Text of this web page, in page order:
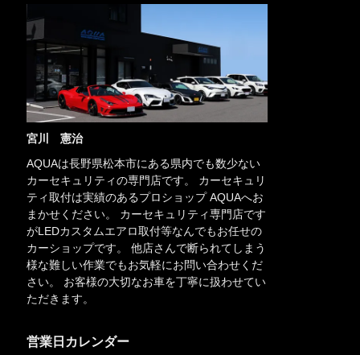
宮川 憲治
AQUAは長野県松本市にある県内でも数少ない
カーセキュリティの専門店です。 カーセキュリ
ティ取付は実績のあるプロショップ AQUAへお
まかせください。 カーセキュリティ専門店です
がLEDカスタムエアロ取付等なんでもお任せの
カーショップです。 他店さんで断られてしまう
様な難しい作業でもお気軽にお問い合わせくだ
さい。 お客様の大切なお車を丁寧に扱わせてい
ただきます。
営業日カレンダー